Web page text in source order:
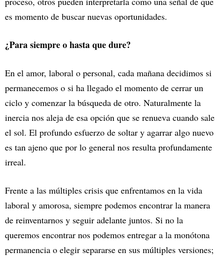
es momento de buscar nuevas oportunidades.
¿Para siempre o hasta que dure?
En el amor, laboral o personal, cada mañana decidimos si
permanecemos o si ha llegado el momento de cerrar un
ciclo y comenzar la búsqueda de otro. Naturalmente la
inercia nos aleja de esa opción que se renueva cuando sale
el sol. El profundo esfuerzo de soltar y agarrar algo nuevo
es tan ajeno que por lo general nos resulta profundamente
irreal.
Frente a las múltiples crisis que enfrentamos en la vida
laboral y amorosa, siempre podemos encontrar la manera
de reinventarnos y seguir adelante juntos. Si no la
queremos encontrar nos podemos entregar a la monótona
permanencia o elegir separarse en sus múltiples versiones;